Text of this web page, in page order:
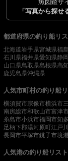
魚図鑑サ
「写真から探せ
都道府県の釣り船リ
北海道岩手県宮城県福
石川県福井県愛知県静
山口県鳥取県島根県高
鹿児島県沖縄県
人気市町村の釣り船
横須賀市宗像市横浜市
南房総市和歌山市富津
糸島市小浜市福岡市知
足柄下郡湯河原町江戸
長岡市平塚市銚子市境
人気港の釣り船リスト